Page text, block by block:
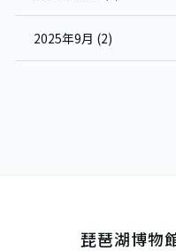
2025年9月 (2)
琵琶湖博物